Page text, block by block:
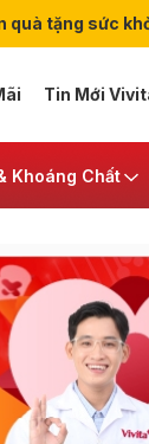
quà tặng sức
Tin Mới
Khoáng Chất